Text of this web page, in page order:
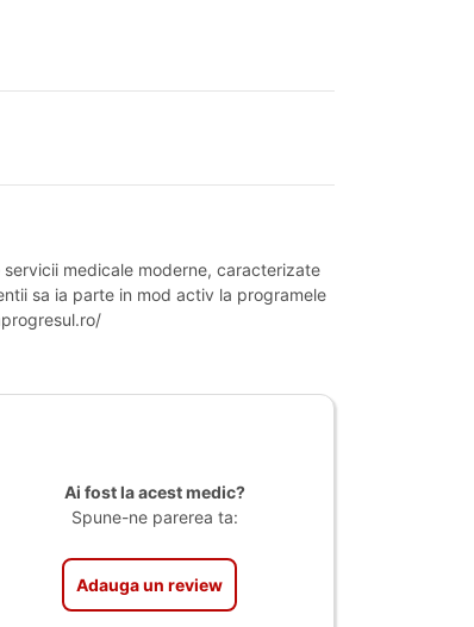
medicale moderne, caracterizate
sa ia parte in mod activ la programele
Ai fost la acest medic?
Spune-ne parerea ta:
Adauga un review